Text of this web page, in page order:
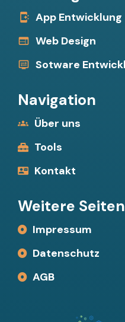
App Entwicklung
Web Design
Sotware
Navigation
Über uns
Tools
Kontakt
Weitere Seiten
Impressum
Datenschutz
AGB